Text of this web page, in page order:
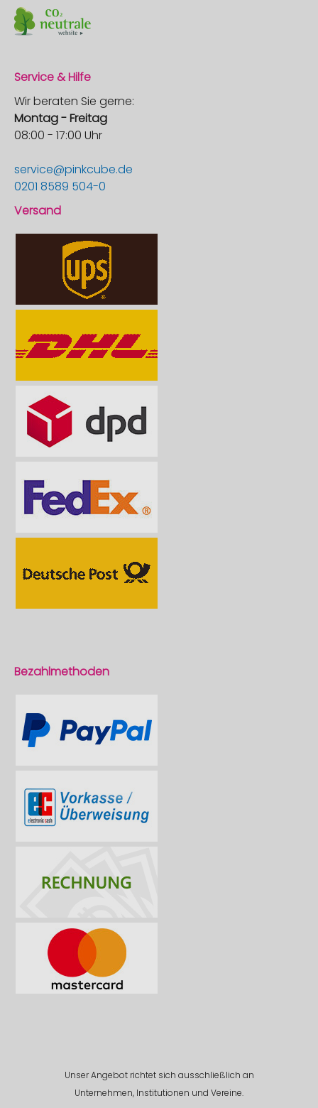
Service & Hilfe
Wir beraten Sie gerne:
Montag - Freitag
08:00 - 17:00 Uhr
service@pinkcube.de
0201 8589 504-0
Versand
Bezahlmethoden
Unser Angebot richtet sich ausschließlich an
Unternehmen, Institutionen und Vereine.